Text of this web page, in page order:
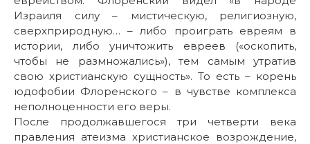
Израиля силу – мистическую, религиозную,
сверхприродную… – либо проиграть евреям в
истории, либо уничтожить евреев («оскопить,
чтобы не размножались»), тем самым утратив
свою христианскую сущность». То есть – корень
юдофобии Флоренского – в чувстве комплекса
неполноценности его веры.
После продолжавшегося три четверти века
правления атеизма христианское возрождение,